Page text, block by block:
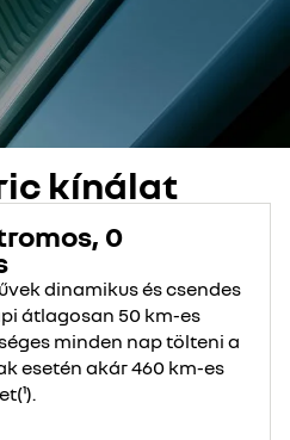
kínálat
0
dinamikus és csendes
átlagosan 50 km-es
minden nap tölteni a
esetén akár 460 km-es